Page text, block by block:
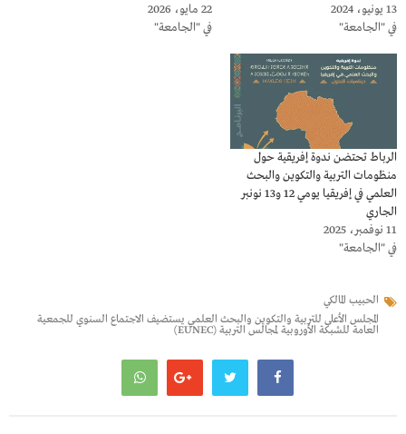
13 يونيو، 2024
في "الجامعة"
22 مايو، 2026
في "الجامعة"
الرباط تحتضن ندوة إفريقية حول
منظومات التربية والتكوين والبحث
العلمي في إفريقيا يومي 12 و13 نونبر
الجاري
11 نوفمبر، 2025
في "الجامعة"
الحبيب المالكي
المجلس الأعلى للتربية والتكوين والبحث العلمي يستضيف الاجتماع السنوي للجمعية
العامة للشبكة الأوروبية لمجالس التربية (EUNEC)